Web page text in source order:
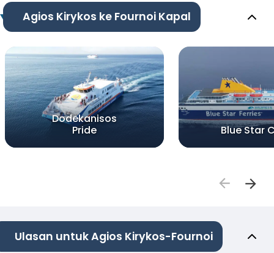
Agios Kirykos ke Fournoi Kapal
Dodekanisos
Pride
Blue Star
Ulasan untuk Agios Kirykos-Fournoi